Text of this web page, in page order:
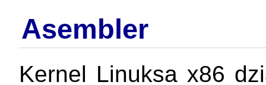
Asembler
Kernel Linuksa x86